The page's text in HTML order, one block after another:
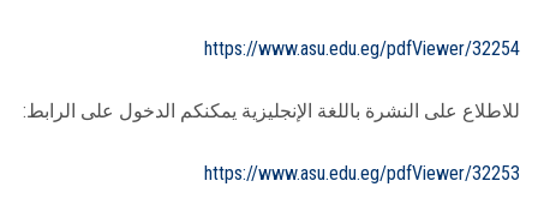
https://www.asu.edu.eg/pdfViewer/32254
للاطلاع على النشرة باللغة الإنجليزية يمكنكم الدخول على الرابط:
https://www.asu.edu.eg/pdfViewer/32253